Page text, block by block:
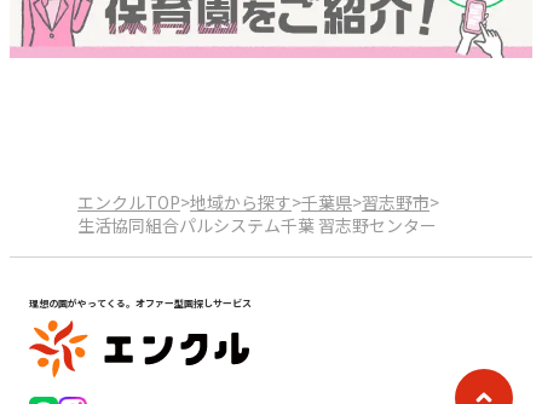
エンクルTOP>地域から探す>千葉県>習志野市>
生活協同組合パルシステム千葉 習志野センター
理想の園がやってくる。オファー型園探しサービス